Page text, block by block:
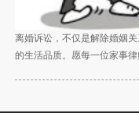
离婚诉讼，不仅是解除婚姻
的生活品质。愿每一位家事